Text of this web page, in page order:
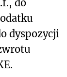
do
dyspozycji